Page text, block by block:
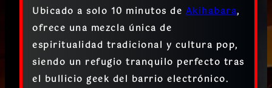
Ubicado a solo 10 minutos deAkihabara,
ofrece una mezcla única de
espiritualidad tradicional y cultura pop,
siendo un refugio tranquilo perfecto tras
el bullicio geek del barrio electrónico.